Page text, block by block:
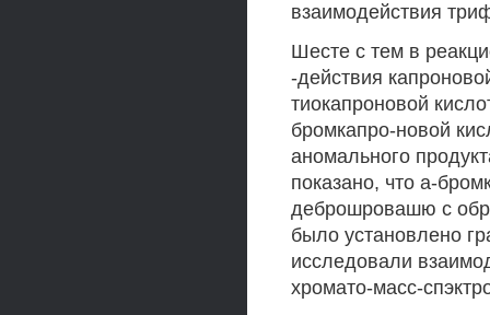
взаимодействия
Шесте с тем в
-действия
тиокапроновой
бромкапро-новой
аномального
показано, что а-
деброшровашю с
было установлено
исследовали
хромато-масс-